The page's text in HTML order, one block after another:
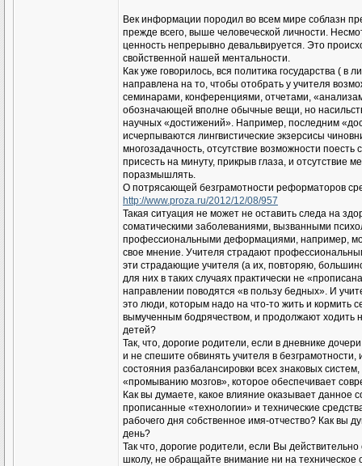
Век информации породил во всем мире соблазн
прежде всего, выше человеческой личности.
ценность непрерывно девальвируется. Это
свойственной нашей ментальности.
Как уже говорилось, вся политика государства (
направлена на то, чтобы отобрать у учителя
семинарами, конференциями, отчетами,
обозначающей вполне обычные вещи, но
научных «достижений». Например, последним
исчерпываются лингвистические экзерсисы
многозадачность, отсутствие возможности
присесть на минуту, прикрыв глаза, и отсутствие
поразмышлять.
О потрясающей безграмотности реформаторов
http://www.proza.ru/2012/12/08/957
Такая ситуация не может не оставить следа на
соматическими заболеваниями, вызванными
профессиональными деформациями, например,
свое мнение. Учителя страдают
эти страдающие учителя (а их, повторяю,
для них в таких случаях практически не
направлении поводятся «в пользу бедных». И
это люди, которым надо на что-то жить и кормить
вымученным бодрячеством, и продолжают ходить
детей?
Так, что, дорогие родители, если в дневнике
и не спешите обвинять учителя в
состояния разбалансировки всех знаковых
«промыванию мозгов», которое обеспечивает
Как вы думаете, какое влияние оказывает данное
прописанные «технологии» и технические
рабочего дня собственное имя-отчество? Как вы
день?
Так что, дорогие родители, если Вы
школу, не обращайте внимание ни на техническое